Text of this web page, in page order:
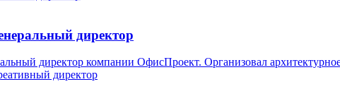
директор
директор компании ОфисПроект. Организовал